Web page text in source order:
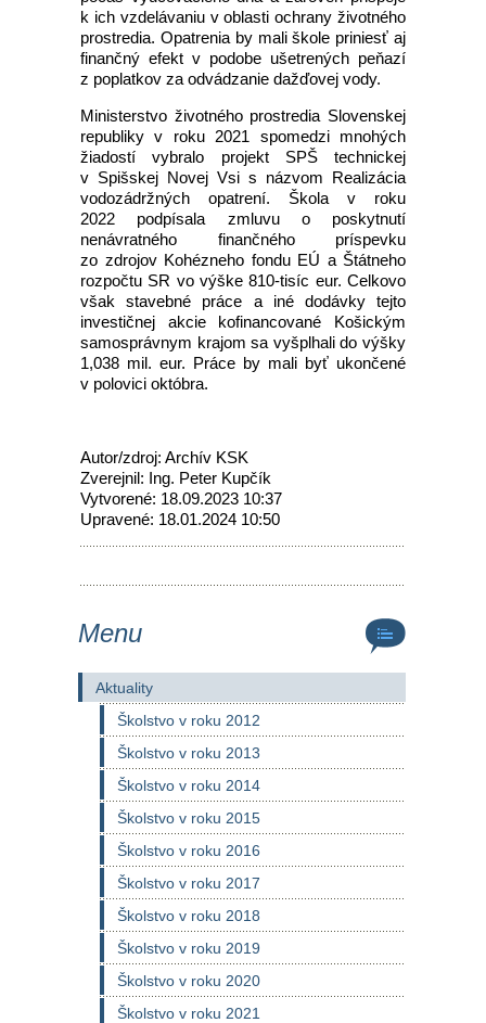
k ich vzdelávaniu v oblasti ochrany životného
prostredia. Opatrenia by mali škole priniesť aj
finančný efekt v podobe ušetrených peňazí
z poplatkov za odvádzanie dažďovej vody.
Ministerstvo životného prostredia Slovenskej
republiky v roku 2021 spomedzi mnohých
žiadostí vybralo projekt SPŠ technickej
v Spišskej Novej Vsi s názvom Realizácia
vodozádržných opatrení. Škola v roku
2022 podpísala zmluvu o poskytnutí
nenávratného finančného príspevku
zo zdrojov Kohézneho fondu EÚ a Štátneho
rozpočtu SR vo výške 810-tisíc eur. Celkovo
však stavebné práce a iné dodávky tejto
investičnej akcie kofinancované Košickým
samosprávnym krajom sa vyšplhali do výšky
1,038 mil. eur. Práce by mali byť ukončené
v polovici októbra.
Autor/zdroj: Archív KSK
Zverejnil: Ing. Peter Kupčík
Vytvorené: 18.09.2023 10:37
Upravené: 18.01.2024 10:50
Menu
Aktuality
Školstvo v roku 2012
Školstvo v roku 2013
Školstvo v roku 2014
Školstvo v roku 2015
Školstvo v roku 2016
Školstvo v roku 2017
Školstvo v roku 2018
Školstvo v roku 2019
Školstvo v roku 2020
Školstvo v roku 2021